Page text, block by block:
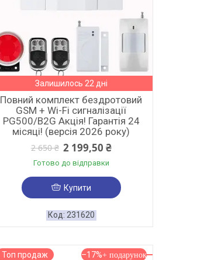
Залишилось 22 дні
Повний комплект бездротовий
GSM + Wi-Fi сигналізації
PG500/B2G Акція! Гарантія 24
місяці! (версія 2026 року)
2 650 ₴ 2 199,50 ₴
Готово до відправки
Купити
231620
Топ продаж –17%